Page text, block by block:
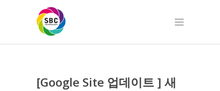
[Google Site 업데이트 ] 새